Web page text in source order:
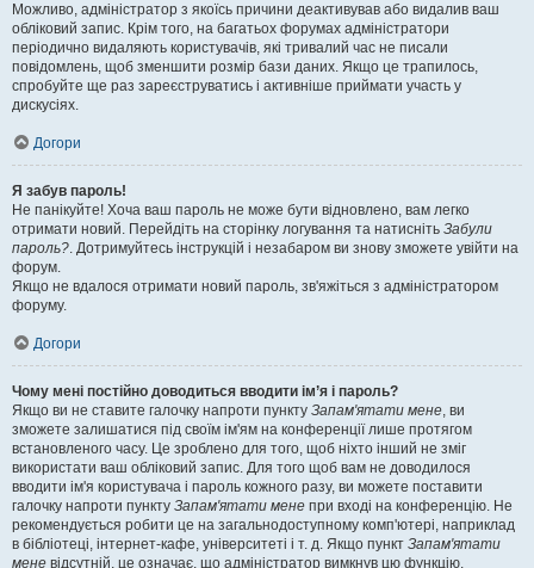
Можливо, адміністратор з якоїсь причини деактивував або видалив ваш
обліковий запис. Крім того, на багатьох форумах адміністратори
періодично видаляють користувачів, які тривалий час не писали
повідомлень, щоб зменшити розмір бази даних. Якщо це трапилось,
спробуйте ще раз зареєструватись і активніше приймати участь у
дискусіях.
Догори
Я забув пароль!
Не панікуйте! Хоча ваш пароль не може бути відновлено, вам легко
отримати новий. Перейдіть на сторінку логування та натисніть Забули
пароль?. Дотримуйтесь інструкцій і незабаром ви знову зможете увійти на
форум.
Якщо не вдалося отримати новий пароль, зв'яжіться з адміністратором
форуму.
Догори
Чому мені постійно доводиться вводити ім’я і пароль?
Якщо ви не ставите галочку напроти пункту Запам'ятати мене, ви
зможете залишатися під своїм ім'ям на конференції лише протягом
встановленого часу. Це зроблено для того, щоб ніхто інший не зміг
використати ваш обліковий запис. Для того щоб вам не доводилося
вводити ім'я користувача і пароль кожного разу, ви можете поставити
галочку напроти пункту Запам'ятати мене при вході на конференцію. Не
рекомендується робити це на загальнодоступному комп'ютері, наприклад
в бібліотеці, інтернет-кафе, університеті і т. д. Якщо пункт Запам'ятати
мене відсутній, це означає, що адміністратор вимкнув цю функцію.